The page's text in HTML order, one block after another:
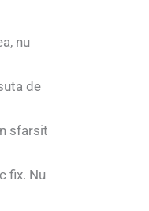
nu
de
sfarsit
fix. Nu